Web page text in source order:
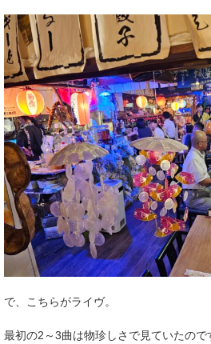
で、こちらがライヴ。
最初の2～3曲は物珍しさで見ていたの